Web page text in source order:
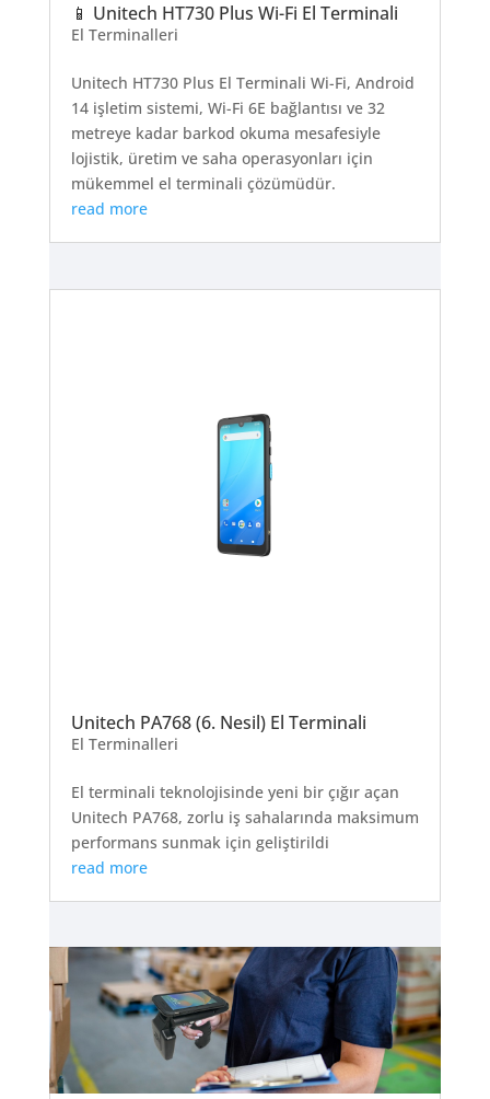
📱 Unitech HT730 Plus Wi-Fi El Terminali
El Terminalleri
Unitech HT730 Plus El Terminali Wi-Fi, Android
14 işletim sistemi, Wi-Fi 6E bağlantısı ve 32
metreye kadar barkod okuma mesafesiyle
lojistik, üretim ve saha operasyonları için
mükemmel el terminali çözümüdür.
read more
Unitech PA768 (6. Nesil) El Terminali
El Terminalleri
El terminali teknolojisinde yeni bir çığır açan
Unitech PA768, zorlu iş sahalarında maksimum
performans sunmak için geliştirildi
read more